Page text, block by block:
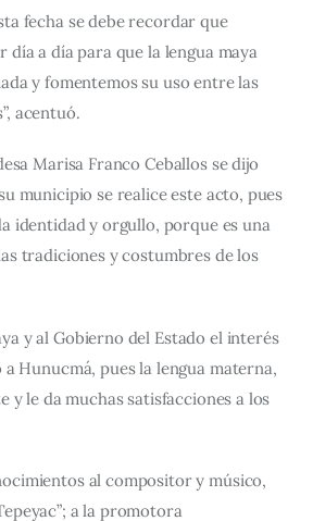
fecha se debe recordar que
día a día para que la lengua maya
y fomentemos su uso entre las
acentuó.
Marisa Franco Ceballos se dijo
municipio se realice este acto, pues
identidad y orgullo, porque es una
tradiciones y costumbres de los
y al Gobierno del Estado el interés
Hunucmá, pues la lengua materna,
y le da muchas satisfacciones a los
al compositor y músico,
a la promotora